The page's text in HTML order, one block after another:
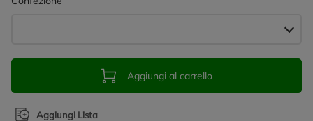
Aggiungi al carrello
Aggiungi Lista